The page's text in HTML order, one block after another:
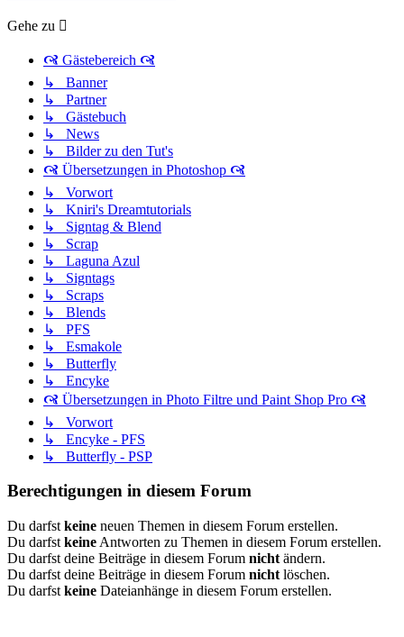
Gehe zu
🙧 Gästebereich 🙧
↳ Banner
↳ Partner
↳ Gästebuch
↳ News
↳ Bilder zu den Tut's
🙧 Übersetzungen in Photoshop 🙧
↳ Vorwort
↳ Kniri's Dreamtutorials
↳ Signtag & Blend
↳ Scrap
↳ Laguna Azul
↳ Signtags
↳ Scraps
↳ Blends
↳ PFS
↳ Esmakole
↳ Butterfly
↳ Encyke
🙧 Übersetzungen in Photo Filtre und Paint Shop Pro 🙧
↳ Vorwort
↳ Encyke - PFS
↳ Butterfly - PSP
Berechtigungen in diesem Forum
Du darfst keine neuen Themen in diesem Forum erstellen.
Du darfst keine Antworten zu Themen in diesem Forum erstellen.
Du darfst deine Beiträge in diesem Forum nicht ändern.
Du darfst deine Beiträge in diesem Forum nicht löschen.
Du darfst keine Dateianhänge in diesem Forum erstellen.